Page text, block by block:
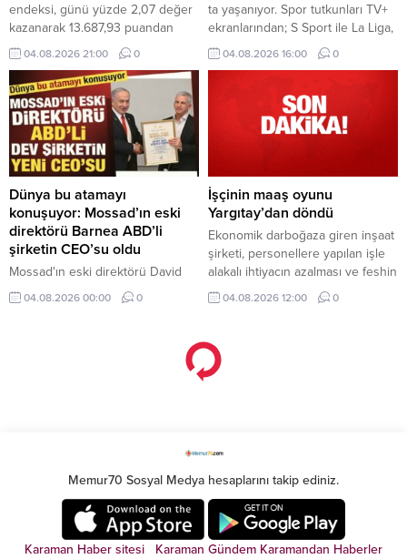
endeksi, günü yüzde 2,07 değer
kazanarak 13.687,93 puandan
tamamladı.
04.08.2026 21:00 0
ta yaşanıyor. Spor tutkunları TV+
ekranlarından; S Sport ile La Liga,
Serie A, NBA, EuroLeague, UFC
ve MotoGP, tabii Spor ile seçili
karşılaşmaları, Eurosport ile de
tenis ve bisiklet yayınları gibi
dünyanın önde gelen spor
04.08.2026 16:00 0
Dünya bu atamayı
konuşuyor: Mossad’ın eski
direktörü Barnea ABD’li
şirketin CEO’su oldu
Mossad'ın eski direktörü David
Barnea, ABD'li savunma şirketi
Ondas'ın Yönetim Kurulu Başkanı
04.08.2026 00:00 0
İşçinin maaş oyunu
Yargıtay’dan döndü
Ekonomik darboğaza giren inşaat
şirketi, personellere yapılan işle
alakalı ihtiyacın azalması ve feshin
son çare olması prensibi
ilkelerinden hareketle iş
erdirmek yerine ücrette indirime
gidilmesini teklif etti
04.08.2026 12:00 0
Memur70 Sosyal Medya hesaplarını takip ediniz.
Karaman Haber sitesi Karaman Gündem Karamandan Haberler